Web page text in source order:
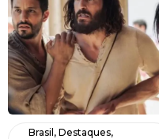
Brasil , Destaques,